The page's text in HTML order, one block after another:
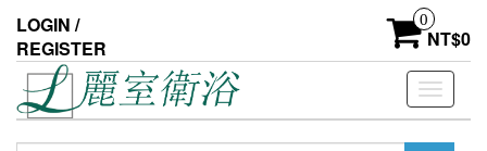
the
content
LOGIN /
REGISTER
0
NT$0
Toggle